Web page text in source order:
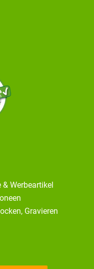
Werbeartikel
Gravieren